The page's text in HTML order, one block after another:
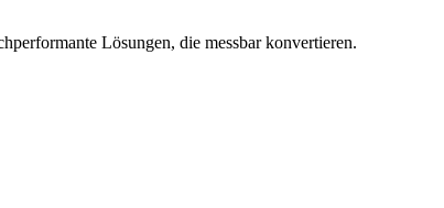
Lösungen, die messbar konvertieren.